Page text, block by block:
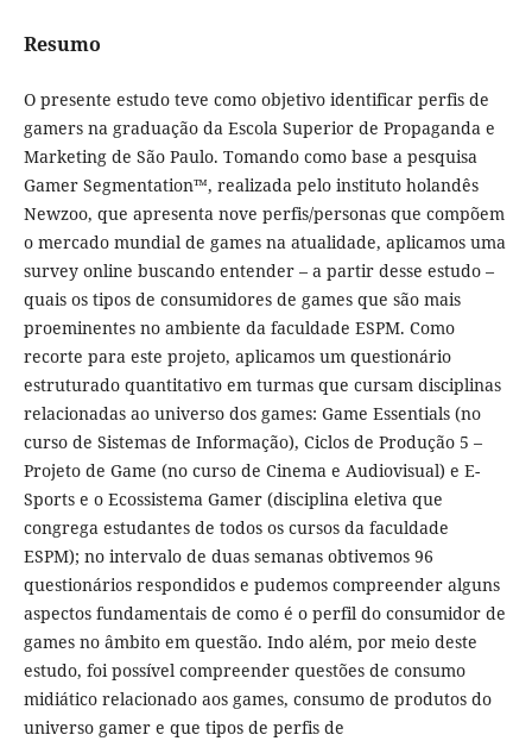
Resumo
O presente estudo teve como objetivo identificar perfis de
gamers na graduação da Escola Superior de Propaganda e
Marketing de São Paulo. Tomando como base a pesquisa
Gamer Segmentation™, realizada pelo instituto holandês
Newzoo, que apresenta nove perfis/personas que compõem
o mercado mundial de games na atualidade, aplicamos uma
survey online buscando entender – a partir desse estudo –
quais os tipos de consumidores de games que são mais
proeminentes no ambiente da faculdade ESPM. Como
recorte para este projeto, aplicamos um questionário
estruturado quantitativo em turmas que cursam disciplinas
relacionadas ao universo dos games: Game Essentials (no
curso de Sistemas de Informação), Ciclos de Produção 5 –
Projeto de Game (no curso de Cinema e Audiovisual) e E-
Sports e o Ecossistema Gamer (disciplina eletiva que
congrega estudantes de todos os cursos da faculdade
ESPM); no intervalo de duas semanas obtivemos 96
questionários respondidos e pudemos compreender alguns
aspectos fundamentais de como é o perfil do consumidor de
games no âmbito em questão. Indo além, por meio deste
estudo, foi possível compreender questões de consumo
midiático relacionado aos games, consumo de produtos do
universo gamer e que tipos de perfis de